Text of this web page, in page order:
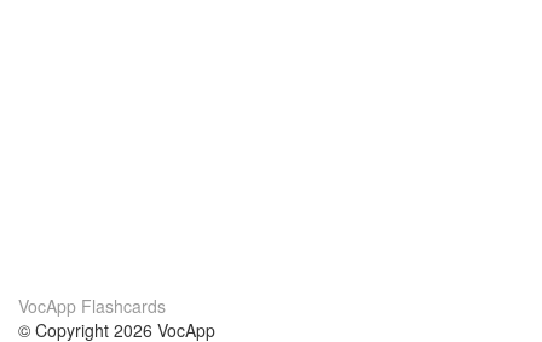
VocApp Flashcards
© Copyright 2026 VocApp